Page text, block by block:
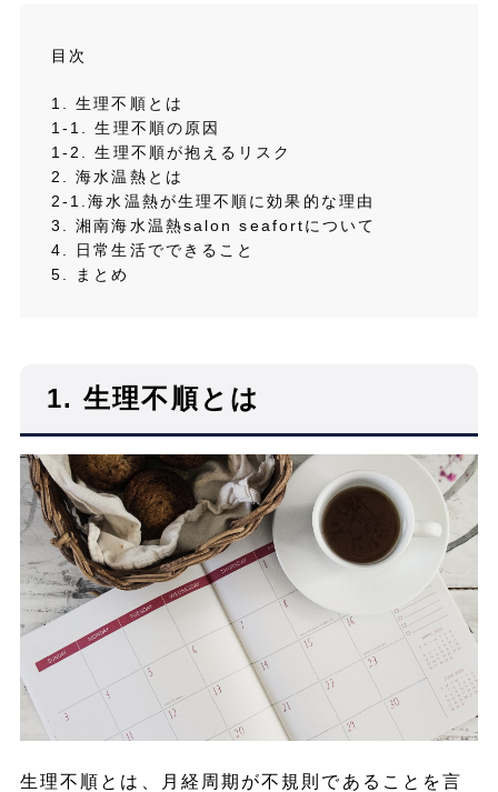
目次
1. 生理不順とは
1-1. 生理不順の原因
1-2. 生理不順が抱えるリスク
2. 海水温熱とは
2-1.海水温熱が生理不順に効果的な理由
3. 湘南海水温熱salon seafortについて
4. 日常生活でできること
5. まとめ
1.生理不順とは
生理不順とは、月経周期が不規則であることを言